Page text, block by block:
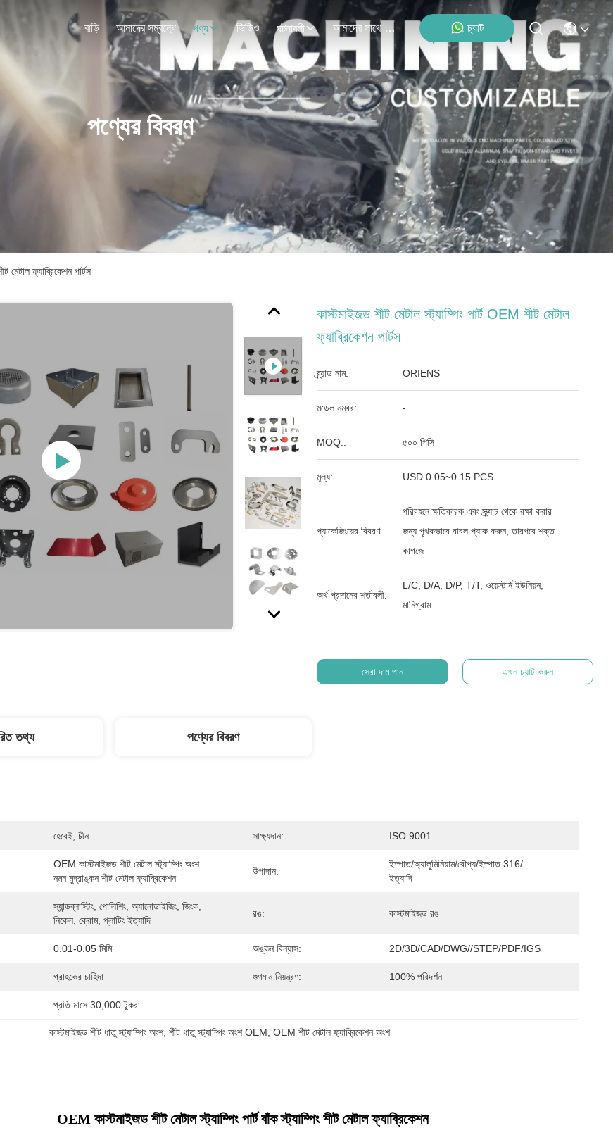
বাড়ি আমাদের সম্বন্ধে পণ্য ভিডিও ঘটনাবলী আমাদের সাথে যোগাযোগ চ্যাট
পণ্যের বিবরণ
মেটাল ফ্যাব্রিকেশন পার্টস
কাস্টমাইজড শীট মেটাল স্ট্যাম্পিং পার্ট OEM শীট মেটাল
ফ্যাব্রিকেশন পার্টস
ব্র্যান্ড নাম: ORIENS
মডেল নম্বর: -
MOQ.: ৫০০ পিসি
মূল্য: USD 0.05~0.15 PCS
প্যাকেজিংয়ের বিবরণ:
পরিবহনে ক্ষতিকারক এবং স্ক্র্যাচ থেকে রক্ষা করার
জন্য পৃথকভাবে বাবল প্যাক করুন, তারপরে শক্ত
কাগজে
অর্থ প্রদানের শর্তাবলী:
L/C, D/A, D/P, T/T, ওয়েস্টার্ন ইউনিয়ন,
মানিগ্রাম
সেরা দাম পান এখন চ্যাট করুন
তথ্য পণ্যের বিবরণ
হেবেই, চীন সাক্ষ্যদান: ISO 9001
OEM কাস্টমাইজড শীট মেটাল স্ট্যাম্পিং অংশ
নমন মুদ্রাঙ্কন শীট মেটাল ফ্যাব্রিকেশন
উপাদান:
ইস্পাত/অ্যালুমিনিয়াম/রৌপ্য/ইস্পাত 316/
ইত্যাদি
স্যান্ডব্লাস্টিং, পোলিশিং, অ্যানোডাইজিং, জিংক,
নিকেল, ক্রোম, প্লাটিং ইত্যাদি
রঙ: কাস্টমাইজড রঙ
0.01-0.05 মিমি অঙ্কন বিন্যাস: 2D/3D/CAD/DWG//STEP/PDF/IGS
গ্রাহকের চাহিদা গুণমান নিয়ন্ত্রণ: 100% পরিদর্শন
প্রতি মাসে 30,000 টুকরা
কাস্টমাইজড শীট ধাতু স্ট্যাম্পিং অংশ, শীট ধাতু স্ট্যাম্পিং অংশ OEM , OEM শীট মেটাল ফ্যাব্রিকেশন অংশ
OEM কাস্টমাইজড শীট মেটাল স্ট্যাম্পিং পার্ট বাঁক স্ট্যাম্পিং শীট মেটাল ফ্যাব্রিকেশন